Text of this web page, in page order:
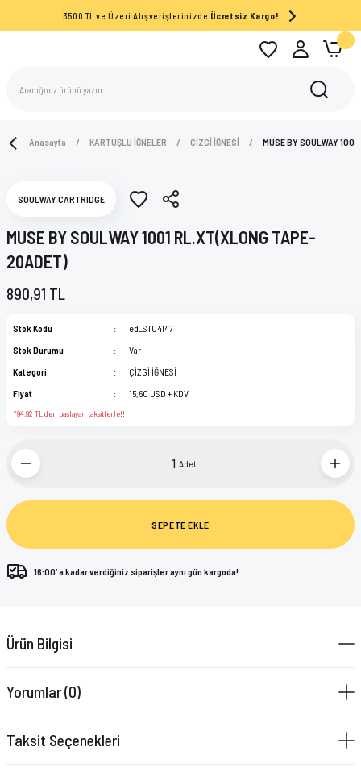
3500 TL ve Üzeri Alışverişlerinizde Ücretsiz Kargo!
Anasayfa KARTUŞLU İĞNELER ÇİZGİ İĞNESİ MUSE BY SOULWAY
SOULWAY CARTRIDGE
MUSE BY SOULWAY 1001 RL.XT(XLONG TAPE-
20ADET)
890,91 TL
Stok Kodu
ed_ST04147
Stok Durumu
Var
Kategori
ÇİZGİ İĞNESİ
Fiyat
15,60 USD + KDV
*94,92 TL den başlayan taksitlerle!!
Adet
SEPETE EKLE
16:00’ a kadar verdiğiniz siparişler aynı gün kargoda!
Ürün Bilgisi
Yorumlar (0)
Taksit Seçenekleri